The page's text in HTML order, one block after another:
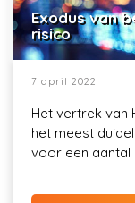
Exodus van
risico
7 april 2022
Het vertrek van
het meest
voor een aantal